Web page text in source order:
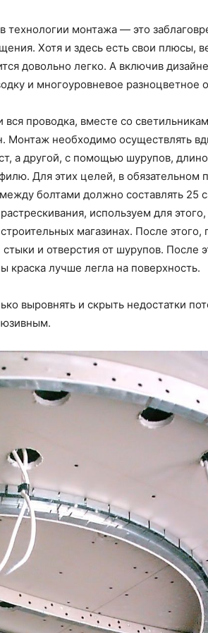
технологии монтажа — это
Хотя и здесь есть свои плюсы,
довольно легко. А включив
и многоуровневое разноцветное
вся проводка, вместе со
Монтаж необходимо осуществлять
а другой, с помощью шурупов,
Для этих целей, в обязательном
болтами должно составлять 25
используем для
магазинах. После
и отверстия от шурупов. После
краска лучше легла на поверхность.
выровнять и скрыть недостатки